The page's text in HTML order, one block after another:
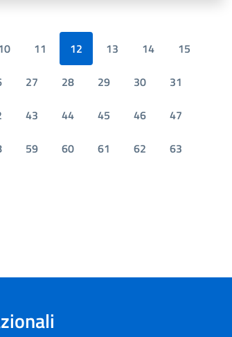
11 12 13 14
15
27 28 29 30
31
43 44 45 46
47
59 60 61 62
63